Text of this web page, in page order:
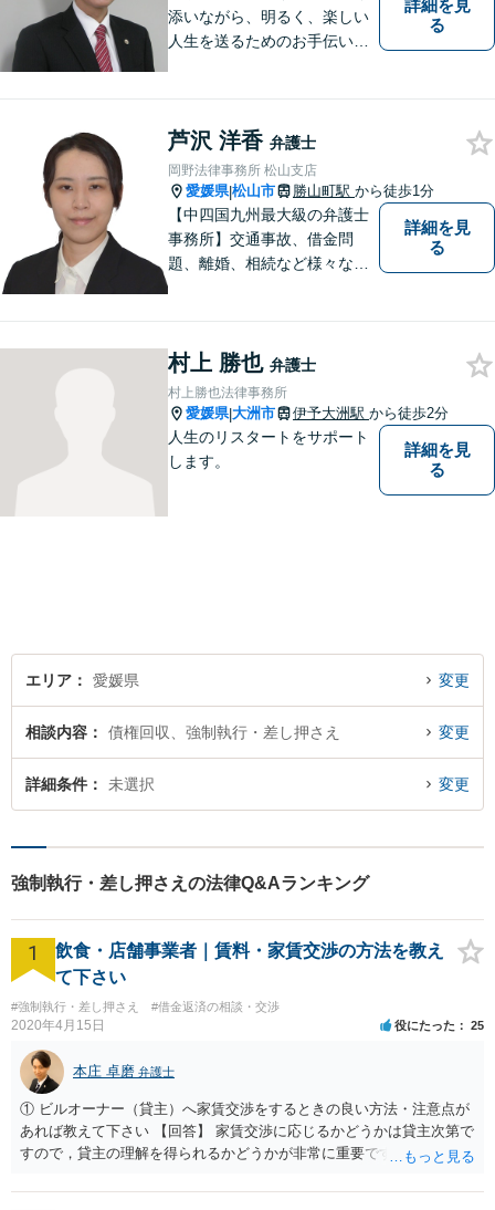
添いながら、明るく、楽しい
人生を送るためのお手伝いを
詳細を見
る
芦沢 洋香 弁護士
岡野法律事務所 松山支店
愛媛県|松山市 勝山町駅 から徒歩1分
【中四国九州最大級の弁護士
事務所】交通事故、借金問
題、離婚、相続など様々な問
い！
詳細を見
る
村上 勝也 弁護士
村上勝也法律事務所
愛媛県|大洲市 伊予大洲駅 から徒歩2分
人生のリスタートをサポート
します。
詳細を見
る
エリア 愛媛県 変更
相談内容 債権回収、強制執行・差し押さえ 変更
詳細条件 未選択 変更
強制執行・差し押さえの法律Q&Aランキング
1
飲食・店舗事業者｜賃料・家賃交渉の方法を教え
て下さい
#強制執行・差し押さえ #借金返済の相談・交渉
2020年4月15日 役にたった 25
本庄 卓磨 弁護士
① ビルオーナー（貸主）へ家賃交渉をするときの良い方法・注意点が
あれば教えて下さい 【回答】 家賃交渉に応じるかどうかは貸主次第で
すので，貸主の理解を得られるかどうかが非常に重要です。 したがっ
寧に対応するべきです。 また，貸主側からすれば，減額だけを抽象的